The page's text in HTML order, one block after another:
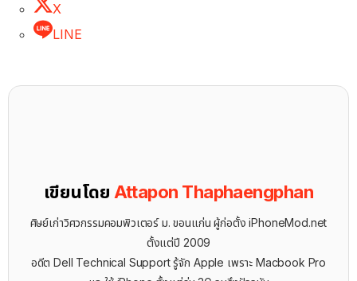
X
LINE
เขียนโดย Attapon Thaphaengphan
ศิษย์เก่าวิศวกรรมคอมพิวเตอร์ ม. ขอนแก่น ผู้ก่อตั้ง iPhoneMod.net
ตั้งแต่ปี 2009
อดีต Dell Technical Support รู้จัก ​Apple เพราะ Macbook Pro